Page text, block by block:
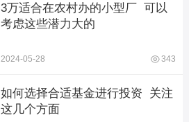
3万适合在农村办的小型厂  可以
考虑这些潜力大的
2024-05-28 343
如何选择合适基金进行投资  关注
这几个方面